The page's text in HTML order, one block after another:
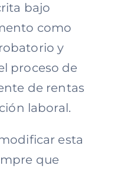
bajo
como
y
proceso de
de rentas
laboral.
esta
que